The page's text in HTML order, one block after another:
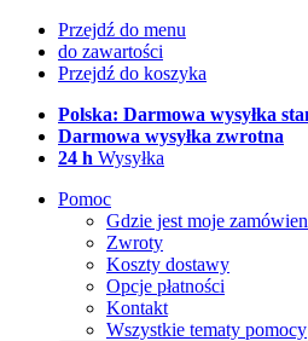
Przejdź do menu
do zawartości
Przejdź do koszyka
Polska: Darmowa wysyłka
Darmowa wysyłka zwrotna
24 h Wysyłka
Pomoc
Gdzie jest moje
Zwroty
Koszty dostawy
Opcje płatności
Kontakt
Wszystkie tematy pomocy